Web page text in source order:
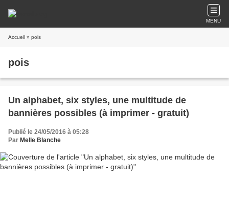
MENU
Accueil » pois
pois
Un alphabet, six styles, une multitude de
bannières possibles (à imprimer - gratuit)
Publié le 24/05/2016 à 05:28
Par Melle Blanche